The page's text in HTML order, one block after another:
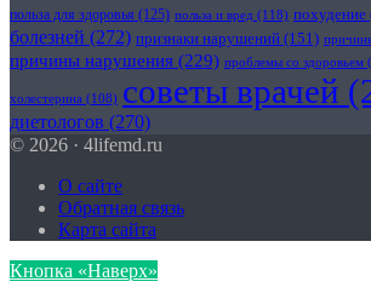
польза для здоровья (125) польза и вред (118) похудение
болезней (272) признаки нарушений (151)
причины нарушения (229) проблемы со здоровьем
холестерина (108) советы врачей
диетологов (270)
© 2026 · 4lifemd.ru
О сайте
Обратная связь
Карта сайта
Кнопка «Наверх»